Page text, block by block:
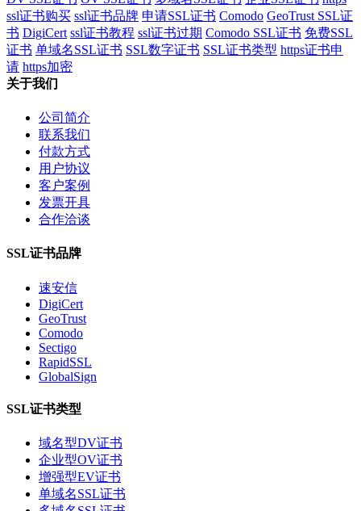
ssl证书购买 ssl证书品牌 申请SSL证书 Comodo GeoTrust SSL证
书 DigiCert ssl证书教程 ssl证书过期 Comodo SSL证书 免费SSL
证书 单域名SSL证书 SSL数字证书 SSL证书类型 https证书申
请 https加密
关于我们
公司简介
联系我们
付款方式
用户协议
客户案例
发票开具
合作洽谈
SSL证书品牌
速安信
DigiCert
GeoTrust
Comodo
Sectigo
RapidSSL
GlobalSign
SSL证书类型
域名型DV证书
企业型OV证书
增强型EV证书
单域名SSL证书